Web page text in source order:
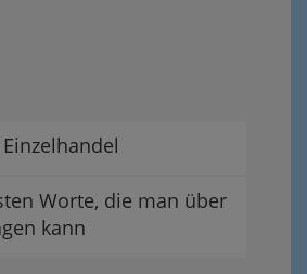
Worte, die man über
kann